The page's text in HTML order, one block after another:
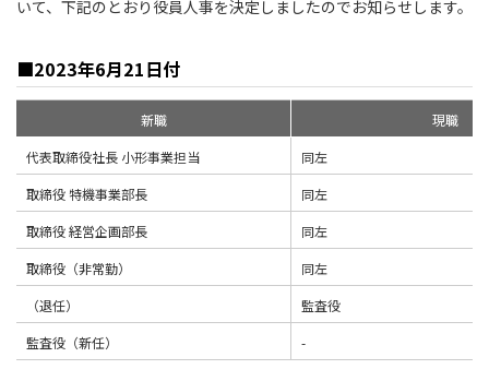
いて、下記のとおり役員人事を決定しましたのでお知らせします。
■2023年6月21日付
新職
現職
代表取締役社長 小形事業担当
同左
取締役 特機事業部長
同左
取締役 経営企画部長
同左
取締役（非常勤）
同左
（退任）
監査役
監査役（新任）
-